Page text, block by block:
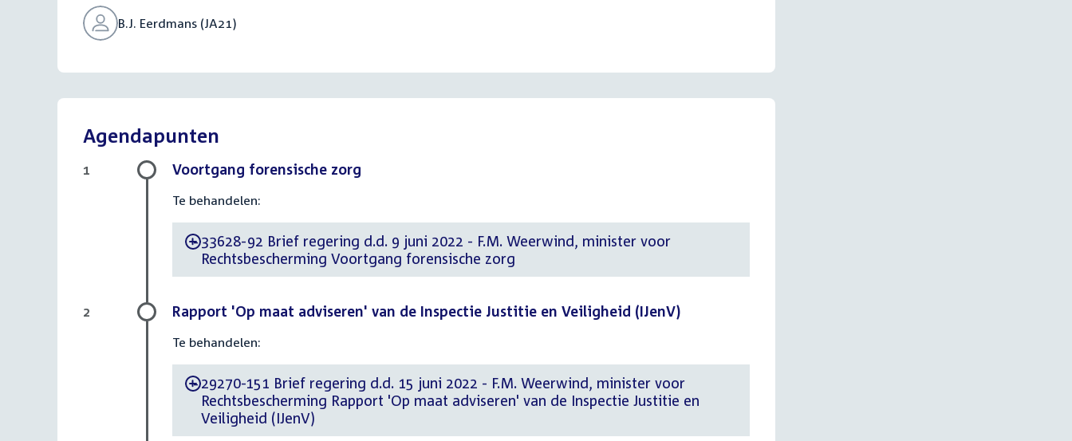
B.J. Eerdmans (JA21)
Agendapunten
Voortgang forensische zorg
Te behandelen:
-33628-92 Brief regering d.d. 9 juni 2022 - F.M. Weerwind, minister voor
Rechtsbescherming Voortgang forensische zorg
1
Rapport 'Op maat adviseren' van de Inspectie Justitie en Veiligheid (IJenV)
Te behandelen:
-29270-151 Brief regering d.d. 15 juni 2022 - F.M. Weerwind, minister voor
Rechtsbescherming Rapport 'Op maat adviseren' van de Inspectie Justitie en
Veiligheid (IJenV)
2